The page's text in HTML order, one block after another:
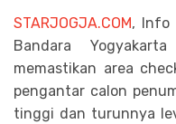
STARJOGJA.COM, Info
Bandara
memastikan area
pengantar calon
tinggi dan turunnya